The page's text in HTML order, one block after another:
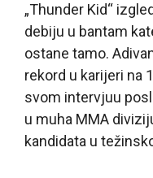
„Thunder Kid“
debiju u bantam
ostane tamo.
rekord u karijeri na
svom intervjuu
u muha MMA
kandidata u